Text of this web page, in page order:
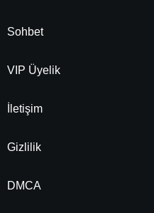
Sohbet
VIP Üyelik
İletişim
Gizlilik
DMCA